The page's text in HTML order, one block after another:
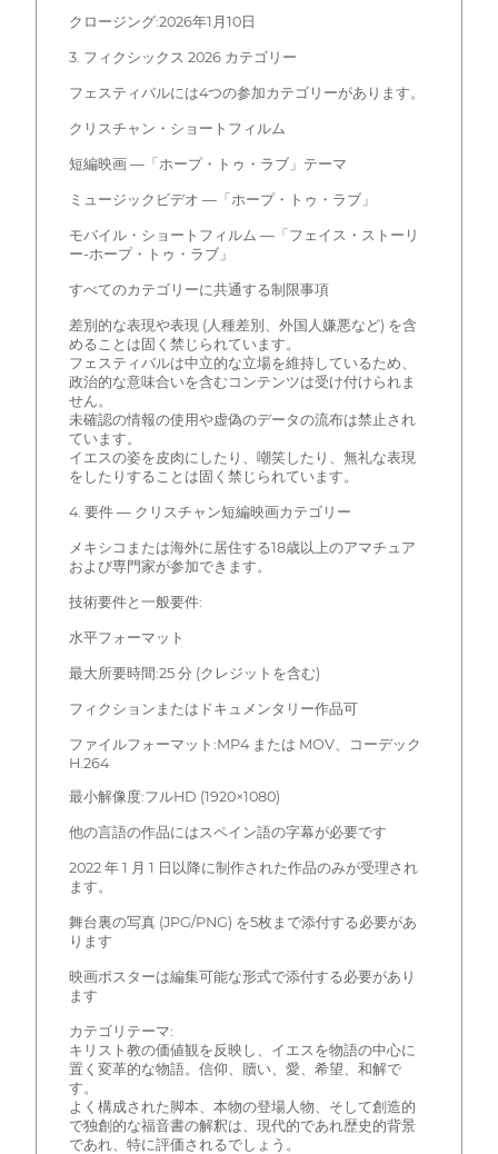
クロージング:2026年1月10日
3. フィクシックス 2026 カテゴリー
フェスティバルには4つの参加カテゴリーがあります。
クリスチャン・ショートフィルム
短編映画 —「ホープ・トゥ・ラブ」テーマ
ミュージックビデオ —「ホープ・トゥ・ラブ」
モバイル・ショートフィルム —「フェイス・ストーリ
ー-ホープ・トゥ・ラブ」
すべてのカテゴリーに共通する制限事項
差別的な表現や表現 (人種差別、外国人嫌悪など) を含
めることは固く禁じられています。
フェスティバルは中立的な立場を維持しているため、
政治的な意味合いを含むコンテンツは受け付けられま
せん。
未確認の情報の使用や虚偽のデータの流布は禁止され
ています。
イエスの姿を皮肉にしたり、嘲笑したり、無礼な表現
をしたりすることは固く禁じられています。
4. 要件 — クリスチャン短編映画カテゴリー
メキシコまたは海外に居住する18歳以上のアマチュア
および専門家が参加できます。
技術要件と一般要件:
水平フォーマット
最大所要時間:25 分 (クレジットを含む)
フィクションまたはドキュメンタリー作品可
ファイルフォーマット:MP4 または MOV、コーデック
H.264
最小解像度:フルHD (1920×1080)
他の言語の作品にはスペイン語の字幕が必要です
2022 年 1 月 1 日以降に制作された作品のみが受理され
ます。
舞台裏の写真 (JPG/PNG) を5枚まで添付する必要があ
ります
映画ポスターは編集可能な形式で添付する必要があり
ます
カテゴリテーマ:
キリスト教の価値観を反映し、イエスを物語の中心に
置く変革的な物語。信仰、贖い、愛、希望、和解で
す。
よく構成された脚本、本物の登場人物、そして創造的
で独創的な福音書の解釈は、現代的であれ歴史的背景
であれ、特に評価されるでしょう。